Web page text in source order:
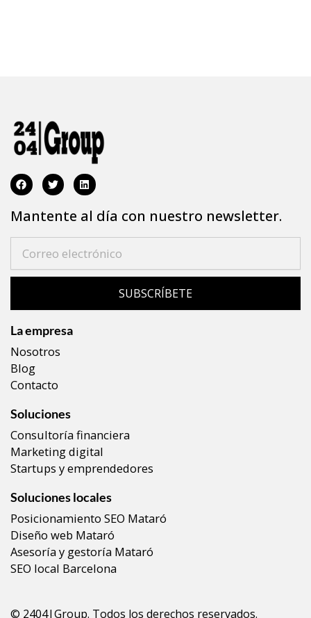
Mantente al día con nuestro newsletter.
SUBSCRÍBETE
La empresa
Nosotros
Blog
Contacto
Soluciones
Consultoría financiera
Marketing digital
Startups y emprendedores
Soluciones locales
Posicionamiento SEO Mataró
Diseño web Mataró
Asesoría y gestoría Mataró
SEO local Barcelona
© 2404|Group. Todos los derechos reservados.